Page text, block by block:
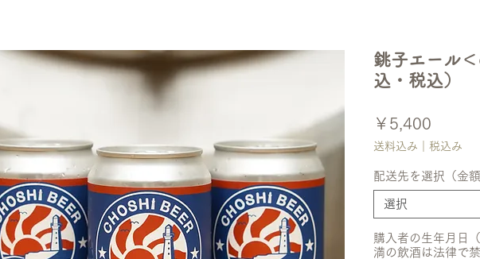
銚子エール
込・税込）
￥5,400
格
送料込み｜税込み
配送先を選択（金
選択
購入者の生年月日
満の飲酒は法律で